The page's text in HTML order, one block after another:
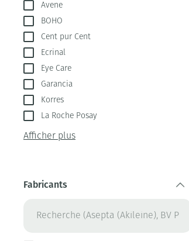
Avene
BOHO
Cent pur Cent
Ecrinal
Eye Care
Garancia
Korres
La Roche Posay
Afficher plus
Fabricants